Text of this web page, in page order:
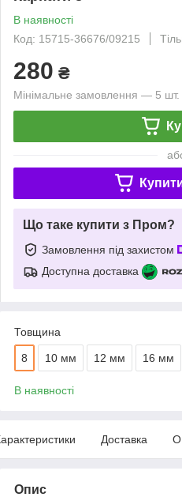
В наявності
Код: 15715-36676/09215
280 ₴
Мінімальне замовлення — 5 шт.
Що таке купити з Пром?
Замовлення під захистом
Доступна доставка
Товщина
8 10 мм 12 мм 16 мм
В наявності
Доставка
Опис